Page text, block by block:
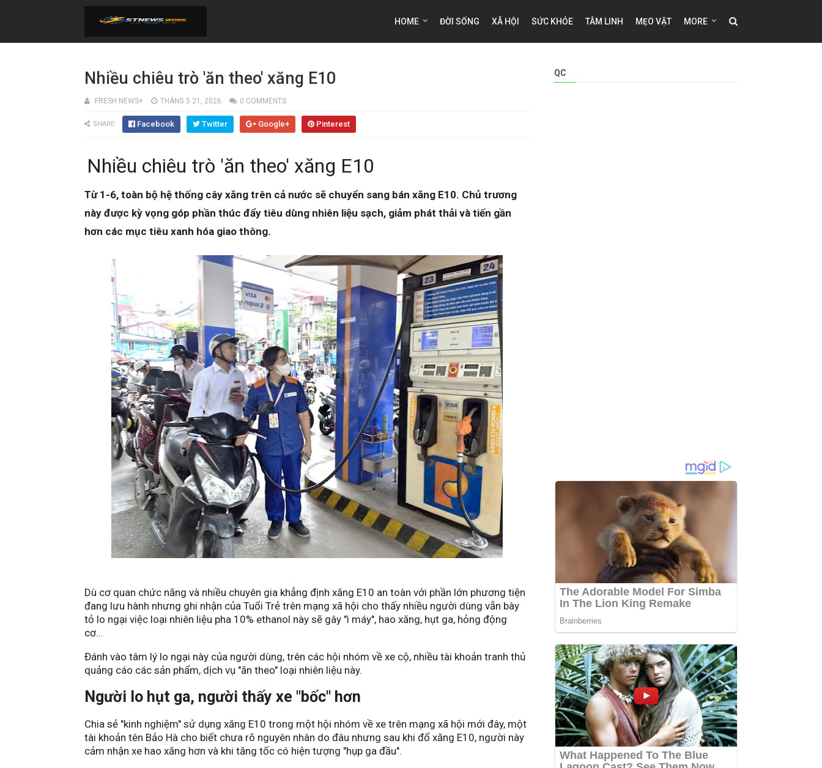
HOME ĐỜI SỐNG XÃ HỘI SỨC KHỎE TÂM LINH MẸO VẶT MORE
Nhiều chiêu trò 'ăn theo' xăng E10
FRESH NEWS+ THÁNG 5 21, 2026 0 COMMENTS
SHARE: Facebook Twitter Google+ Pinterest
Nhiều chiêu trò 'ăn theo' xăng E10
Từ 1-6, toàn bộ hệ thống cây xăng trên cả nước sẽ chuyển sang bán xăng E10. Chủ trương
này được kỳ vọng góp phần thúc đẩy tiêu dùng nhiên liệu sạch, giảm phát thải và tiến gần
hơn các mục tiêu xanh hóa giao thông.
Dù cơ quan chức năng và nhiều chuyên gia khẳng định xăng E10 an toàn với phần lớn phương tiện
đang lưu hành nhưng ghi nhận của Tuổi Trẻ trên mạng xã hội cho thấy nhiều người dùng vẫn bày
tỏ lo ngại việc loại nhiên liệu pha 10% ethanol này sẽ gây "ì máy", hao xăng, hụt ga, hỏng động
cơ...
Đánh vào tâm lý lo ngại này của người dùng, trên các hội nhóm về xe cộ, nhiều tài khoản tranh thủ
quảng cáo các sản phẩm, dịch vụ "ăn theo" loại nhiên liệu này.
Người lo hụt ga, người thấy xe "bốc" hơn
Chia sẻ "kinh nghiệm" sử dụng xăng E10 trong một hội nhóm về xe trên mạng xã hội mới đây, một
tài khoản tên Bảo Hà cho biết chưa rõ nguyên nhân do đâu nhưng sau khi đổ xăng E10, người này
cảm nhận xe hao xăng hơn và khi tăng tốc có hiện tượng "hụp ga đầu".
QC